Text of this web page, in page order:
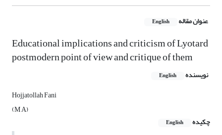
عنوان مقاله English
Educational implications and criticism of Lyotard
postmodern point of view and critique of them
نویسنده English
Hojjatollah Fani
(M A)
چکیده
English